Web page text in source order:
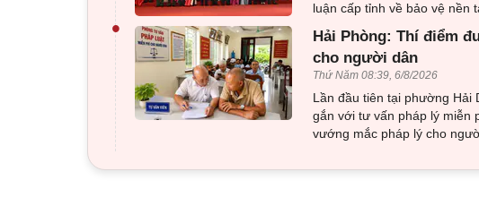
luận cấp tỉnh về bảo vệ nền
•
Hải Phòng: Thí điểm
cho người dân
Thứ Năm 08:39, 6/8/2026
Lần đầu tiên tại phường Hải
gắn với tư vấn pháp lý miễn
vướng mắc pháp lý cho